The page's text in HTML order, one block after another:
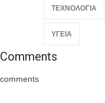
ΤΕΧΝΟΛΟΓΙΑ
ΥΓΕΙΑ
Comments
comments